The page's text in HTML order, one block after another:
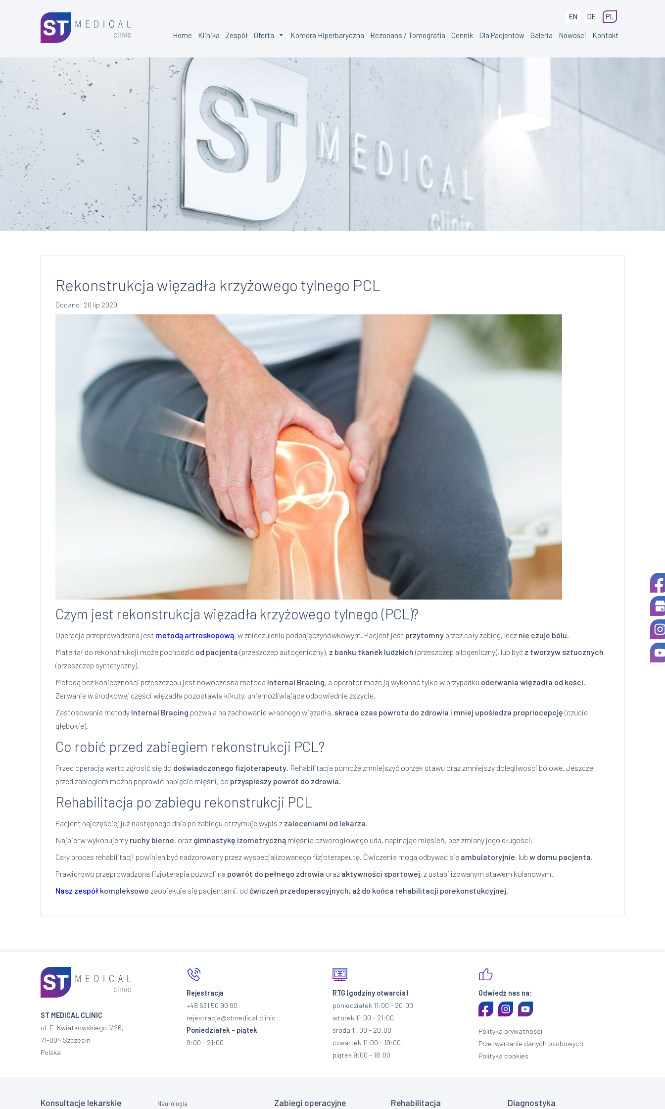
EN DE PL
Home Klinika Zespół Oferta Komora Hiperbaryczna Rezonans / Tomografia Cennik Dla Pacjentów Galeria Nowości Kontakt
Rekonstrukcja więzadła krzyżowego tylnego PCL
Dodano: 20 lip 2020
Czym jest rekonstrukcja więzadła krzyżowego tylnego (PCL)?
Operacja przeprowadzana jest metodą artroskopową, w znieczuleniu podpajęczynówkowym. Pacjent jest przytomnyprzez cały zabieg, lecz nie czuje bólu
Materiał do rekonstrukcji może pochodzić od pacjenta (przeszczep autogeniczny), z banku tkanek ludzkich (przeszczep allogeniczny), lub być z tworzyw sztucznych
(przeszczep syntetyczny).
Metodą bez konieczności przeszczepu jest nowoczesna metoda Internal Bracing, a operator może ją wykonać tylko w przypadku oderwania więzadła od kości
Zerwanie w środkowej części więzadła pozostawia kikuty, uniemożliwiające odpowiednie zszycie.
Zastosowanie metody Internal Bracing pozwala na zachowanie własnego więzadła, skraca czas powrotu do zdrowia i mniej upośledza propriocepcję (czucie
głębokie).
Co robić przed zabiegiem rekonstrukcji PCL?
Przed operacją warto zgłosić się do doświadczonego fizjoterapeuty. Rehabilitacja pomoże zmniejszyć obrzęk stawu oraz zmniejszy dolegliwości bólowe. Jeszcze
przed zabiegiem można poprawić napięcie mięśni, co przyspieszy powrót do zdrowia
Rehabilitacja po zabiegu rekonstrukcji PCL
Pacjent najczęściej już następnego dnia po zabiegu otrzymuje wypis z zaleceniami od lekarza
Najpierw wykonujemy ruchy bierne, oraz gimnastykę izometryczną mięśnia czworogłowego uda, napinając mięsień, bez zmiany jego długości.
Cały proces rehabilitacji powinien być nadzorowany przez wyspecjalizowanego fizjoterapeutę. Ćwiczenia mogą odbywać się ambulatoryjnie, lub w domu pacjenta
Prawidłowo przeprowadzona fizjoterapia pozwoli na powrót do pełnego zdrowia oraz aktywności sportowej, z ustabilizowanym stawem kolanowym.
Nasz zespół kompleksowo zaopiekuje się pacjentami, od ćwiczeń przedoperacyjnych, aż do końca rehabilitacji porekonstukcyjnej
ST MEDICAL CLINIC
ul. E. Kwiatkowskiego 1/26,
71-004 Szczecin
Polska
Rejestracja
+48 531 50 90 90
rejestracja@stmedical.clinic
Poniedziałek - piątek
9:00 - 21:00
RTG (godziny otwarcia)
poniedziałek 11:00 - 20:00
wtorek 11:00 - 21:00
środa 11:00 - 20:00
czwartek 11:00 - 19:00
piątek 9:00 - 18:00
Odwiedź nas na:
Polityka prywatności
Przetwarzanie danych osobowych
Polityka cookies
Konsultacje lekarskie Neurologia Zabiegi operacyjne Rehabilitacja Diagnostyka